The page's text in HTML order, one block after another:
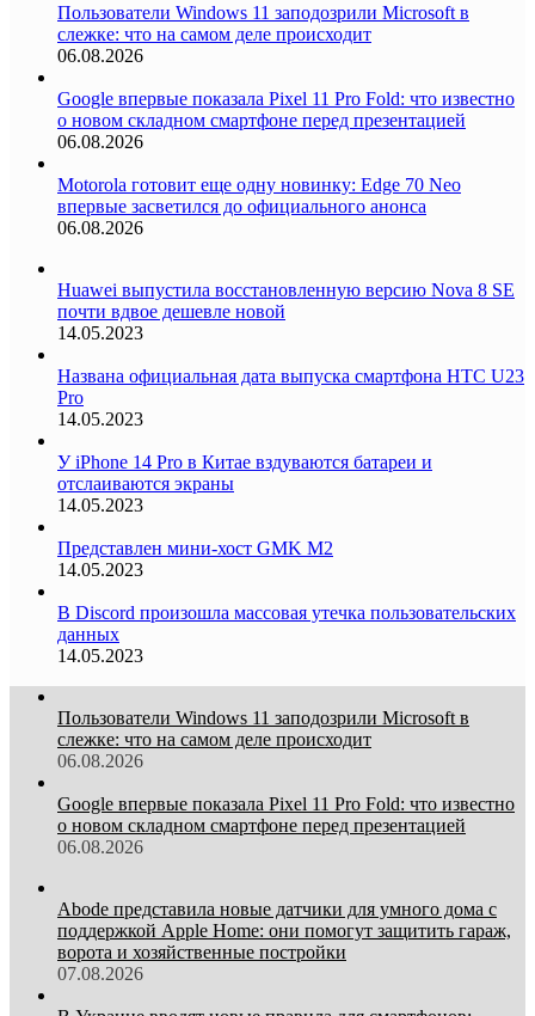
Пользователи Windows 11 заподозрили Microsoft в
слежке: что на самом деле происходит
06.08.2026
Google впервые показала Pixel 11 Pro Fold: что известно
о новом складном смартфоне перед презентацией
06.08.2026
Motorola готовит еще одну новинку: Edge 70 Neo
впервые засветился до официального анонса
06.08.2026
Huawei выпустила восстановленную версию Nova 8 SE
почти вдвое дешевле новой
14.05.2023
Названа официальная дата выпуска смартфона HTC U23
Pro
14.05.2023
У iPhone 14 Pro в Китае вздуваются батареи и
отслаиваются экраны
14.05.2023
Представлен мини-хост GMK M2
14.05.2023
В Discord произошла массовая утечка пользовательских
данных
14.05.2023
Пользователи Windows 11 заподозрили Microsoft в
слежке: что на самом деле происходит
06.08.2026
Google впервые показала Pixel 11 Pro Fold: что известно
о новом складном смартфоне перед презентацией
06.08.2026
Abode представила новые датчики для умного дома с
поддержкой Apple Home: они помогут защитить гараж,
ворота и хозяйственные постройки
07.08.2026